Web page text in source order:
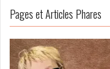
Pages et Articles Phares